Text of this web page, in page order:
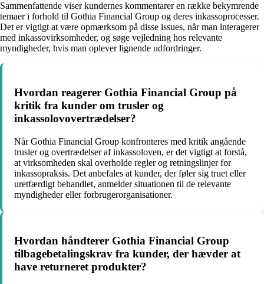
Sammenfattende viser kundernes kommentarer en række bekymrende
temaer i forhold til Gothia Financial Group og deres inkassoprocesser.
Det er vigtigt at være opmærksom på disse issues, når man interagerer
med inkassovirksomheder, og søge vejledning hos relevante
myndigheder, hvis man oplever lignende udfordringer.
Hvordan reagerer Gothia Financial Group på
kritik fra kunder om trusler og
inkassolovovertrædelser?
Når Gothia Financial Group konfronteres med kritik angående
trusler og overtrædelser af inkassoloven, er det vigtigt at forstå,
at virksomheden skal overholde regler og retningslinjer for
inkassopraksis. Det anbefales at kunder, der føler sig truet eller
uretfærdigt behandlet, anmelder situationen til de relevante
myndigheder eller forbrugerorganisationer.
Hvordan håndterer Gothia Financial Group
tilbagebetalingskrav fra kunder, der hævder at
have returneret produkter?